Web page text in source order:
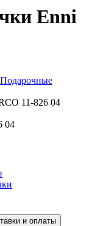
Enni
Подарочные
04
и оплаты